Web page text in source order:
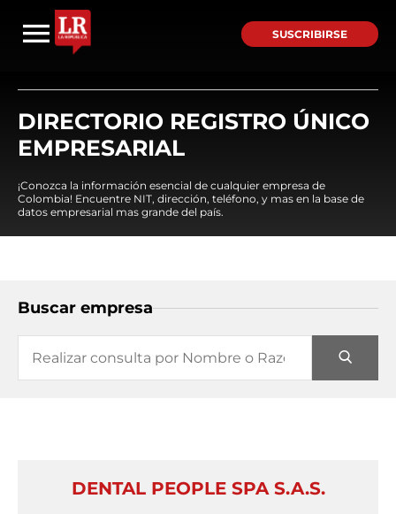
SUSCRIBIRSE
DIRECTORIO REGISTRO ÚNICO
EMPRESARIAL
¡Conozca la información esencial de cualquier empresa de
Colombia! Encuentre NIT, dirección, teléfono, y mas en la base de
datos empresarial mas grande del país.
Buscar empresa
DENTAL PEOPLE SPA S.A.S.